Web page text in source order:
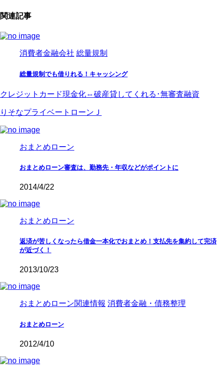
関連記事
消費者金融会社 総量規制
総量規制でも借りれる！キャッシング
クレジットカード現金化⇔破産貸してくれる･無審査融資
りそなプライベートローンＪ
おまとめローン
おまとめローン審査は、勤務先・年収などがポイントに
2014/4/22
おまとめローン
返済が苦しくなったら借金一本化でおまとめ！支払先を集約して完済
が近づく！
2013/10/23
おまとめローン関連情報 消費者金融・債務整理
おまとめローン
2012/4/10